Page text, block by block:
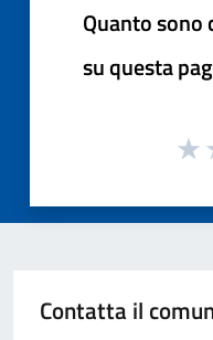
Quanto
su questa
Contatta il